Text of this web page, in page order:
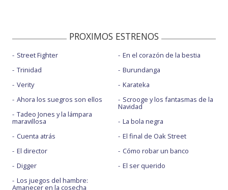
PROXIMOS ESTRENOS
Street Fighter
Trinidad
Verity
Ahora los suegros son ellos
Tadeo Jones y la lámpara
maravillosa
Cuenta atrás
El director
Digger
Los juegos del hambre:
Amanecer en la cosecha
En el corazón de la bestia
Burundanga
Karateka
Scrooge y los fantasmas de la
Navidad
La bola negra
El final de Oak Street
Cómo robar un banco
El ser querido